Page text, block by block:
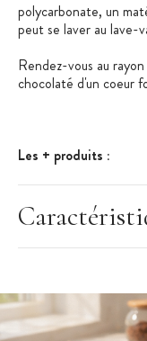
polycarbonate, un
peut se laver au lave-
Rendez-vous au rayon
chocolaté d'un coeur
Les + produits :
100%
Qualité
Pour faire vos fritures
moulages en